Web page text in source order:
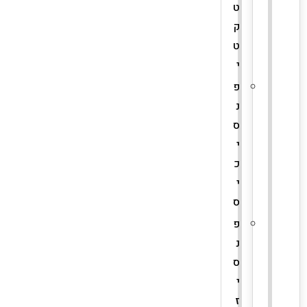
ט
ק
ט
י
פ
נ
ס
י
כ
י
ס
פ
נ
ס
י
ז